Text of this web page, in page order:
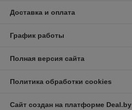
Доставка и оплата
График работы
Полная версия сайта
Политика обработки cookies
Сайт создан на платформе Deal.by